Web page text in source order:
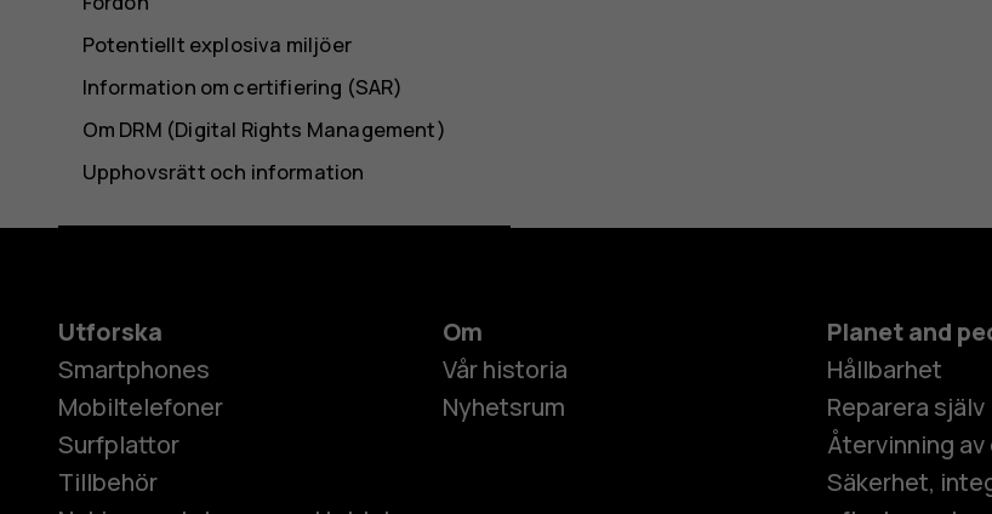
Potentiellt explosiva miljöer
Information om certifiering (SAR)
Om DRM (Digital Rights Management)
Upphovsrätt och information
Utforska
Smartphones
Mobiltelefoner
Surfplattor
Tillbehör
Om
Vår historia
Nyhetsrum
Planet and
Hållbarhet
Reparera själv
Återvinning
Säkerhet,